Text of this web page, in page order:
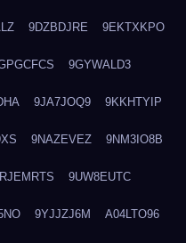
9DZBDJRE 9EKTXKPO
9GYWALD3
9JA7JOQ9 9KKHTYIP
9NAZEVEZ 9NM3IO8B
9UW8EUTC
9YJJZJ6M A04LTO96